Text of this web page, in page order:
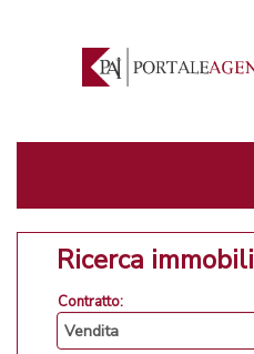
Ricerca immobili
Contratto: